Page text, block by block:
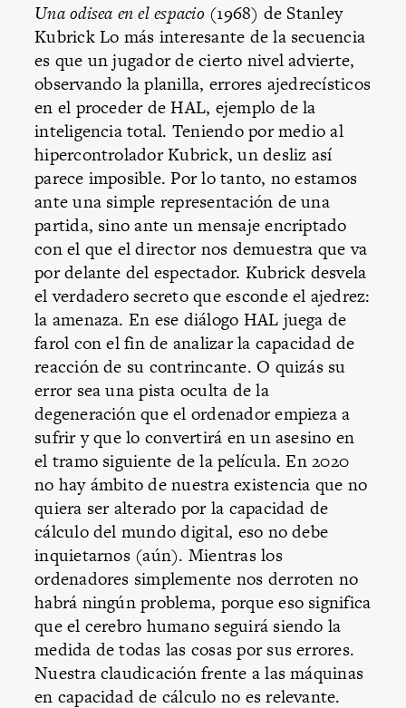
Una odisea en el espacio (1968) de Stanley
Kubrick Lo más interesante de la secuencia
es que un jugador de cierto nivel advierte,
observando la planilla, errores ajedrecísticos
en el proceder de HAL, ejemplo de la
inteligencia total. Teniendo por medio al
hipercontrolador Kubrick, un desliz así
parece imposible. Por lo tanto, no estamos
ante una simple representación de una
partida, sino ante un mensaje encriptado
con el que el director nos demuestra que va
por delante del espectador. Kubrick desvela
el verdadero secreto que esconde el ajedrez:
la amenaza. En ese diálogo HAL juega de
farol con el fin de analizar la capacidad de
reacción de su contrincante. O quizás su
error sea una pista oculta de la
degeneración que el ordenador empieza a
sufrir y que lo convertirá en un asesino en
el tramo siguiente de la película. En 2020
no hay ámbito de nuestra existencia que no
quiera ser alterado por la capacidad de
cálculo del mundo digital, eso no debe
inquietarnos (aún). Mientras los
ordenadores simplemente nos derroten no
habrá ningún problema, porque eso significa
que el cerebro humano seguirá siendo la
medida de todas las cosas por sus errores.
Nuestra claudicación frente a las máquinas
en capacidad de cálculo no es relevante.